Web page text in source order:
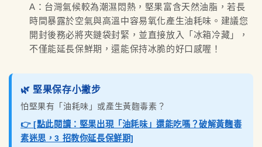
A：台灣氣候較為潮濕悶熱，堅果富含天然油脂，若長
時間暴露於空氣與高溫中容易氧化產生油耗味。建議您
開封後務必將夾鏈袋封緊，並直接放入「冰箱冷藏」，
不僅能延長保鮮期，還能保持冰脆的好口感喔！
🌿 堅果保存小撇步
怕堅果有「油耗味」或產生黃麴毒素？
👉 [點此閱讀：堅果出現「油耗味」還能吃嗎？破解黃麴毒
素迷思，3 招教你延長保鮮期]